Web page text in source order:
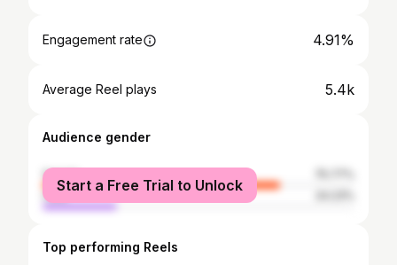
Engagement rate 4.91%
Average Reel plays 5.4k
Audience gender
female
male
Start a Free Trial to Unlock
Top performing Reels